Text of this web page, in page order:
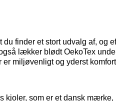
du finder et stort udvalg af, og
lækker blødt OekoTex
miljøvenligt og yderst
kjoler, som er et dansk